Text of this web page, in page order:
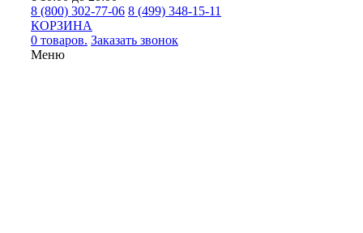
8 (800) 302-77-06 8 (499) 348-15-11
КОРЗИНА
0 товаров. Заказать звонок
Меню